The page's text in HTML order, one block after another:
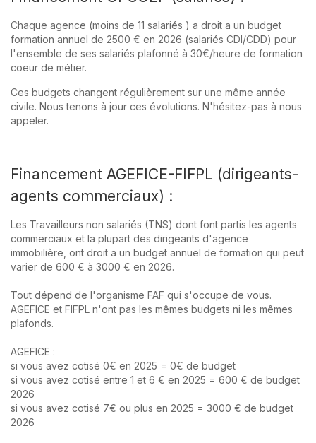
Chaque agence (moins de 11 salariés ) a droit a un budget
formation annuel de 2500 € en 2026 (salariés CDI/CDD) pour
l'ensemble de ses salariés plafonné à 30€/heure de formation
coeur de métier.
Ces budgets changent régulièrement sur une même année
civile. Nous tenons à jour ces évolutions. N'hésitez-pas à nous
appeler.
Financement AGEFICE-FIFPL (dirigeants-
agents commerciaux) :
Les Travailleurs non salariés (TNS) dont font partis les agents
commerciaux et la plupart des dirigeants d'agence
immobilière, ont droit a un budget annuel de formation qui peut
varier de 600 € à 3000 € en 2026.
Tout dépend de l'organisme FAF qui s'occupe de vous.
AGEFICE et FIFPL n'ont pas les mêmes budgets ni les mêmes
plafonds.
AGEFICE :
si vous avez cotisé 0€ en 2025 = 0€ de budget
si vous avez cotisé entre 1 et 6 € en 2025 = 600 € de budget
2026
si vous avez cotisé 7€ ou plus en 2025 = 3000 € de budget
2026